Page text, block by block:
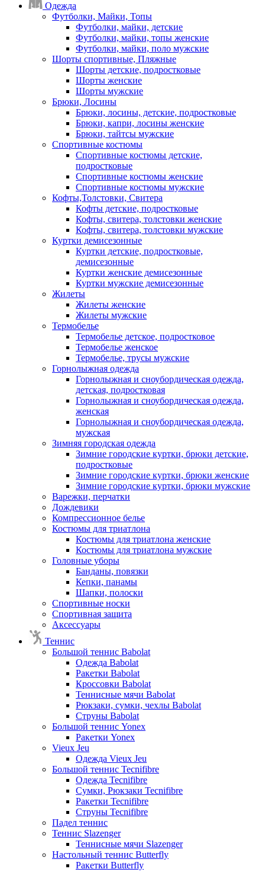
Одежда
Футболки, Майки, Топы
Футболки, майки, детские
Футболки, майки, топы женские
Футболки, майки, поло мужские
Шорты спортивные, Пляжные
Шорты детские, подростковые
Шорты женские
Шорты мужские
Брюки, Лосины
Брюки, лосины, детские, подростковые
Брюки, капри, лосины женские
Брюки, тайтсы мужские
Спортивные костюмы
Спортивные костюмы детские,
подростковые
Спортивные костюмы женские
Спортивные костюмы мужские
Кофты,Толстовки, Свитера
Кофты детские, подростковые
Кофты, свитера, толстовки женские
Кофты, свитера, толстовки мужские
Куртки демисезонные
Куртки детские, подростковые,
демисезонные
Куртки женские демисезонные
Куртки мужские демисезонные
Жилеты
Жилеты женские
Жилеты мужские
Термобелье
Термобелье детское, подростковое
Термобелье женское
Термобелье, трусы мужские
Горнолыжная одежда
Горнолыжная и сноубордическая одежда,
детская, подростковая
Горнолыжная и сноубордическая одежда,
женская
Горнолыжная и сноубордическая одежда,
мужская
Зимняя городская одежда
Зимние городские куртки, брюки детские,
подростковые
Зимние городские куртки, брюки женские
Зимние городские куртки, брюки мужские
Варежки, перчатки
Дождевики
Компрессионное белье
Костюмы для триатлона
Костюмы для триатлона женские
Костюмы для триатлона мужские
Головные уборы
Банданы, повязки
Кепки, панамы
Шапки, полоски
Спортивные носки
Спортивная защита
Аксессуары
Теннис
Большой теннис Babolat
Одежда Babolat
Ракетки Babolat
Кроссовки Babolat
Теннисные мячи Babolat
Рюкзаки, сумки, чехлы Babolat
Струны Babolat
Большой теннис Yonex
Ракетки Yonex
Vieux Jeu
Одежда Vieux Jeu
Большой теннис Tecnifibre
Одежда Tecnifibre
Сумки, Рюкзаки Tecnifibre
Ракетки Tecnifibre
Струны Tecnifibre
Падел теннис
Теннис Slazenger
Теннисные мячи Slazenger
Настольный теннис Butterfly
Ракетки Butterfly